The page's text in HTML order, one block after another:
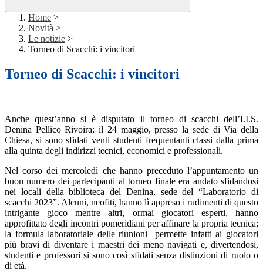
Home >
Novità >
Le notizie >
Torneo di Scacchi: i vincitori
Torneo di Scacchi: i vincitori
Anche quest’anno si è disputato il torneo di scacchi dell’I.I.S.
Denina Pellico Rivoira; il 24 maggio, presso la sede di Via della
Chiesa, si sono sfidati venti studenti frequentanti classi dalla prima
alla quinta degli indirizzi tecnici, economici e professionali.
Nel corso dei mercoledì che hanno preceduto l’appuntamento un
buon numero dei partecipanti al torneo finale era andato sfidandosi
nei locali della biblioteca del Denina, sede del “Laboratorio di
scacchi 2023”. Alcuni, neofiti, hanno lì appreso i rudimenti di questo
intrigante gioco mentre altri, ormai giocatori esperti, hanno
approfittato degli incontri pomeridiani per affinare la propria tecnica;
la formula laboratoriale delle riunioni permette infatti ai giocatori
più bravi di diventare i maestri dei meno navigati e, divertendosi,
studenti e professori si sono così sfidati senza distinzioni di ruolo o
di età.